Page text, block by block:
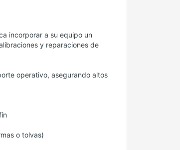
incorporar a su equipo un
y reparaciones de
operativo, asegurando altos
o tolvas)